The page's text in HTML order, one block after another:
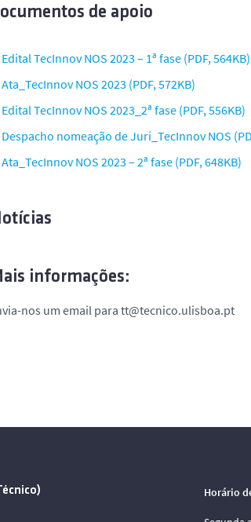
de apoio
Edital TecInnov NOS 2023 – 1ª fase (PDF, 564KB)
Ata_TecInnov NOS 2023 (PDF, 572KB)
Edital TecInnov NOS 2023_2ª fase (PDF, 556KB)
Despacho nomeação de Juri_TecInnov NOS
Ata_TecInnov NOS 2023 – 2ª fase (PDF, 648KB)
informações:
nos um email para tt@tecnico.ulisboa.pt
Horário